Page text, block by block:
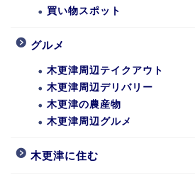
買い物スポット
グルメ
木更津周辺テイクアウト
木更津周辺デリバリー
木更津の農産物
木更津周辺グルメ
木更津に住む